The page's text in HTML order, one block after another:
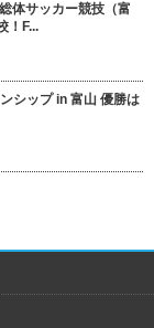
体サッカー競技（富
！F...
シップ in 富山 優勝は